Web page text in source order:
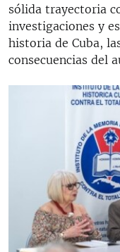
sólida trayectoria
investigaciones y
historia de Cuba,
consecuencias del